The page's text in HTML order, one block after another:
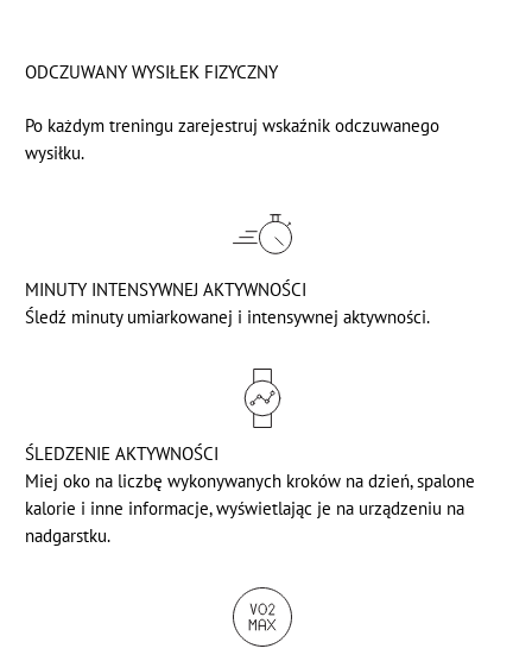
ODCZUWANY WYSIŁEK FIZYCZNY
Po każdym treningu zarejestruj wskaźnik odczuwanego
wysiłku.
MINUTY INTENSYWNEJ AKTYWNOŚCI
Śledź minuty umiarkowanej i intensywnej aktywności.
ŚLEDZENIE AKTYWNOŚCI
Miej oko na liczbę wykonywanych kroków na dzień, spalone
kalorie i inne informacje, wyświetlając je na urządzeniu na
nadgarstku.